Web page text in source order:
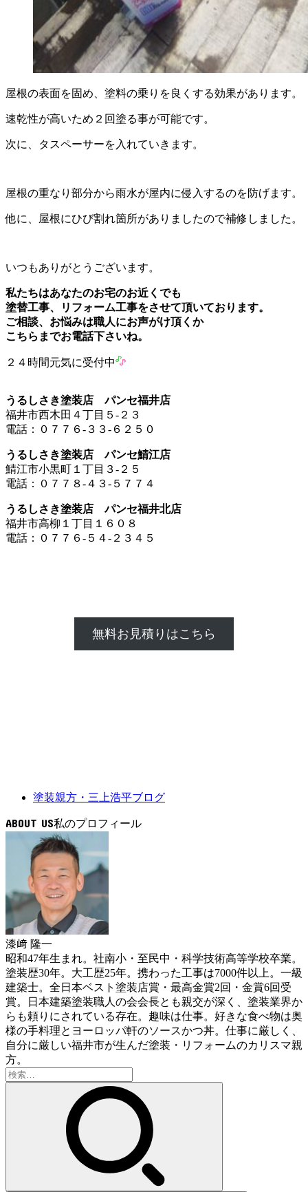
屋根の表面を固め、塗料の乗りを良くする効果があります。
速乾性が高いため２回塗る事が可能です。
次に、タスペーサーを入れていきます。
屋根の重なり部分から雨水が屋内に侵入するのを防げます。
他に、屋根にひび割れ箇所がありましたので補修しました。
いつもありがとうございます。
私たちはあなたのお宅のお近くでも
塗替工事、リフォーム工事をさせて頂いております。
ご相談、お悩みは職人にお声がけ頂くか
こちらまでお電話下さいね。
２４時間元気に受付中
うるしさき塗装店 パンセ福井店
福井市西木田４丁目５-２３
電話：０７７６-３３-６２５０
うるしさき塗装店 パンセ鯖江店
鯖江市小黒町１丁目３-２５
電話：０７７８-４３-５７７４
うるしさき塗装店 パンセ福井北店
福井市高柳１丁目１６０８
電話：０７７６-５４-２３４５
無料お見積りはこちら
塗装親方・三上浩平ブログ
ABOUT US
漆﨑 隆一
昭和47年生まれ。社南小・至民中・科学技術高等学校卒業。
塗装歴30年。大工歴25年。携わった工事は7000件以上。一級
建築士。全日本ベスト塗装店賞・最高金賞2回・金賞6回受
賞。日本建築塗装職人の会会長とも親交が深く、塗装業界か
らも頼りにされている存在。趣味は仕事。好きな食べ物は奥
様の手料理とヨーロッパ軒のソースかつ丼。仕事に厳しく、
自分に厳しい福井市が生んだ塗装・リフォームのカリスマ親
方。
検
索: